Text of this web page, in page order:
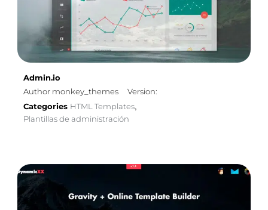
Admin.io
Author monkey_themes
Version:
Categories HTML Templates
Plantillas de administración